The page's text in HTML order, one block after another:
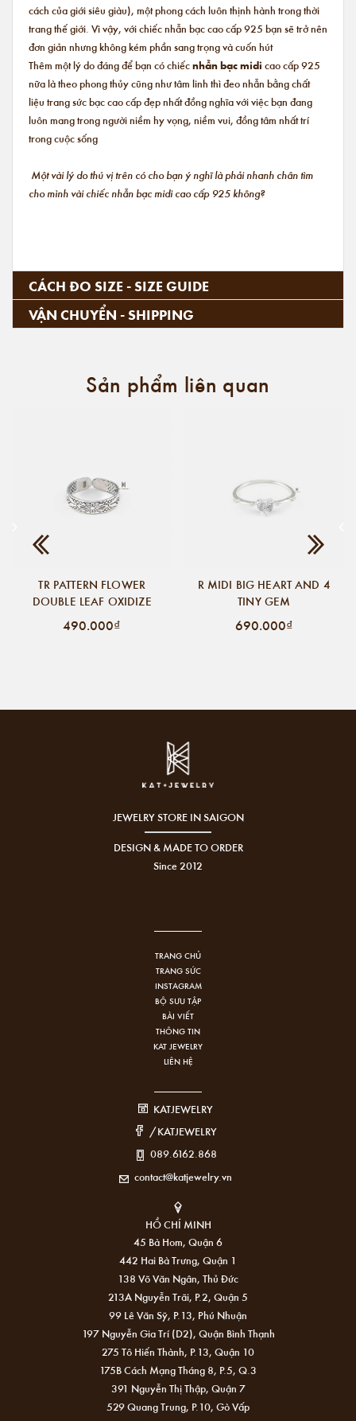
cách của giới siêu giàu), một phong cách luôn thịnh hành trong thời
trang thế giới. Vì vậy, với chiếc nhẫn bạc cao cấp 925 bạn sẽ trở nên
đơn giản nhưng không kém phần sang trọng và cuốn hút
Thêm một lý do đáng để bạn có chiếcnhẫn bạc midi cao cấp 925
nữa là theo phong thủy cũng như tâm linh thì đeo nhẫn bằng chất
liệu trang sức bạc cao cấp đẹp nhất đồng nghĩa với việc bạn đang
luôn mang trong người niềm hy vọng, niềm vui, đồng tâm nhất trí
trong cuộc sống
Một vài lý do thú vị trên có cho bạn ý nghĩ là phải nhanh chân tìm
cho mình vài chiếc nhẫn bạc midi cao cấp 925 không?
CÁCH ĐO SIZE - SIZE GUIDE
VẬN CHUYỂN - SHIPPING
Sản phẩm liên quan
TR PATTERN FLOWER
DOUBLE LEAF OXIDIZE
490.000₫
R MIDI BIG HEART AND 4
TINY GEM
690.000₫
JEWELRY STORE IN SAIGON
DESIGN & MADE TO ORDER
Since 2012
TRANG CHỦ
TRANG SỨC
INSTAGRAM
BỘ SƯU TẬP
BÀI VIẾT
THÔNG TIN
KAT JEWELRY
LIÊN HỆ
KATJEWELRY
/KATJEWELRY
089.6162.868
contact@katjewelry.vn
HỒ CHÍ MINH
45 Bà Hom, Quận 6
442 Hai Bà Trưng, Quận 1
138 Võ Văn Ngân, Thủ Đức
213A Nguyễn Trãi, P.2, Quận 5
99 Lê Văn Sỹ, P.13, Phú Nhuận
197 Nguyễn Gia Trí (D2), Quận Bình Thạnh
275 Tô Hiến Thành, P.13, Quận 10
175B Cách Mạng Tháng 8, P.5, Q.3
391 Nguyễn Thị Thập, Quận 7
529 Quang Trung, P.10, Gò Vấp